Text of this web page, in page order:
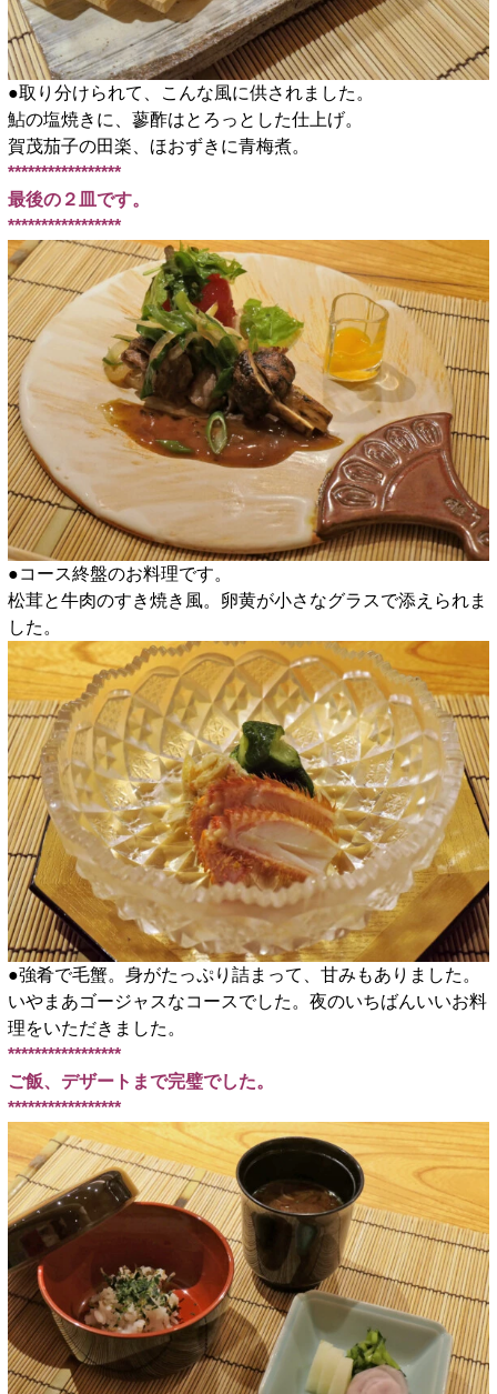
●取り分けられて、こんな風に供されました。
鮎の塩焼きに、蓼酢はとろっとした仕上げ。
賀茂茄子の田楽、ほおずきに青梅煮。
*****************
最後の２皿です。
*****************
●コース終盤のお料理です。
松茸と牛肉のすき焼き風。卵黄が小さなグラスで添えられま
した。
●強肴で毛蟹。身がたっぷり詰まって、甘みもありました。
いやまあゴージャスなコースでした。夜のいちばんいいお料
理をいただきました。
*****************
ご飯、デザートまで完璧でした。
*****************